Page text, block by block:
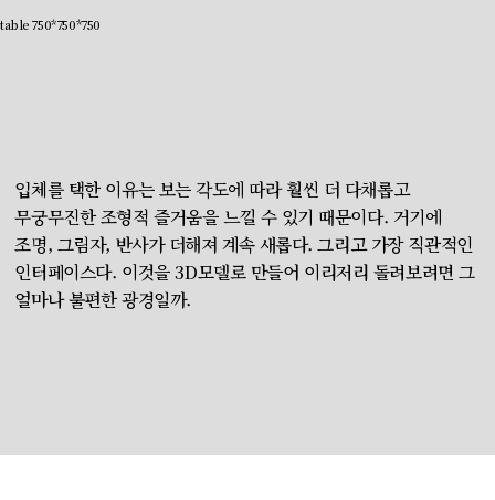
table 750*750*750
입체를 택한 이유는 보는 각도에 따라 훨씬 더 다채롭고
무궁무진한 조형적 즐거움을 느낄 수 있기 때문이다. 거기에
조명, 그림자, 반사가 더해져 계속 새롭다. 그리고 가장 직관적인
인터페이스다. 이것을 3D모델로 만들어 이리저리 돌려보려면 그
얼마나 불편한 광경일까.